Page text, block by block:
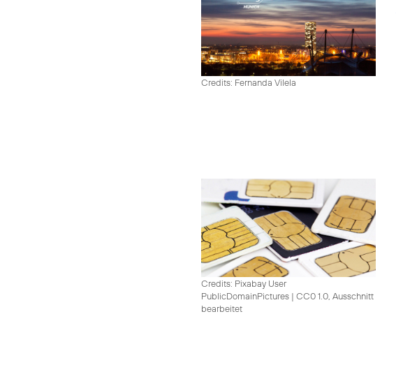
Credits: Fernanda Vilela
Credits: Pixabay User
PublicDomainPictures | CC0 1.0, Ausschnitt
bearbeitet